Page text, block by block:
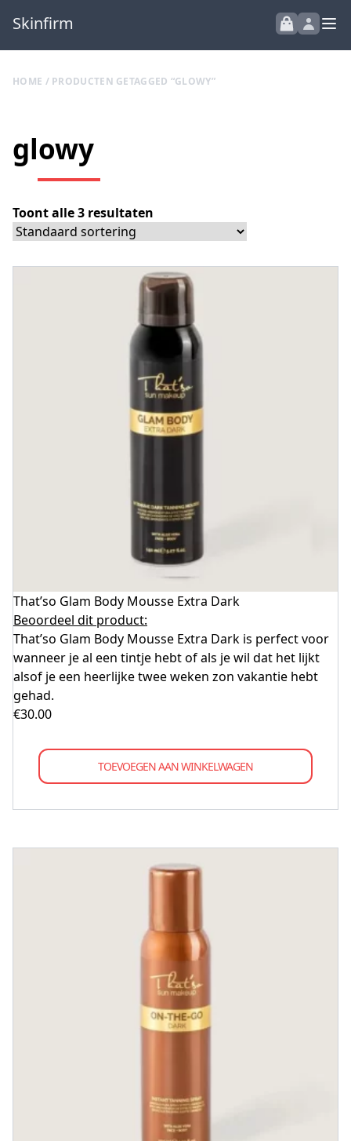
Skinfirm
HOME / PRODUCTEN GETAGGED “GLOWY”
glowy
Toont alle 3 resultaten
That’so Glam Body Mousse Extra Dark
Beoordeel dit product:
That’so Glam Body Mousse Extra Dark is perfect voor
wanneer je al een tintje hebt of als je wil dat het lijkt
alsof je een heerlijke twee weken zon vakantie hebt
gehad.
€30.00
TOEVOEGEN AAN WINKELWAGEN